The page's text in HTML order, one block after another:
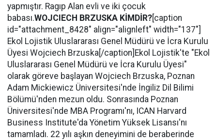
yapmıştır. Ragıp Alan evli ve iki çocuk
babası.WOJCIECH BRZUSKA KİMDİR? [caption
id="attachment_8428" align="alignleft" width="137"]
Ekol Lojistik Uluslararası Genel Müdürü ve İcra Kurulu
Üyesi Wojciech Brzuska[/caption]Ekol Lojistik'te "Ekol
Uluslararası Genel Müdürü ve İcra Kurulu Üyesi"
olarak göreve başlayan Wojciech Brzuska, Poznan
Adam Mickiewicz Üniversitesi'nde İngiliz Dil Bilimi
Bölümü'nden mezun oldu. Sonrasında Poznan
Üniversitesi'nde MBA Programı'nı, ICAN Harvard
Business Institute'da Yönetim Yüksek Lisansı'nı
tamamladı. 22 yılı aşkın deneyimini de beraberinde